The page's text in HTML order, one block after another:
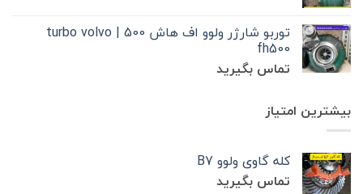
توربو شارژر ولوو اف هاش 500 | turbo volvo
fh500
تماس بگیرید
بیشترین امتیاز
کله گاوی ولوو B7
تماس بگیرید